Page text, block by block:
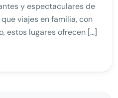
y espectaculares de
viajes en familia, con
estos lugares ofrecen […]